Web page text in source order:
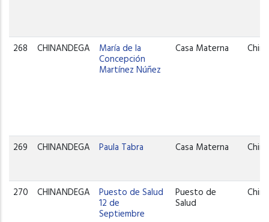
268 CHINANDEGA María de la
Concepción
Martínez Núñez
Casa Materna
269 CHINANDEGA Paula Tabra Casa Materna
270 CHINANDEGA Puesto de Salud
12 de
Septiembre
Puesto de
Salud